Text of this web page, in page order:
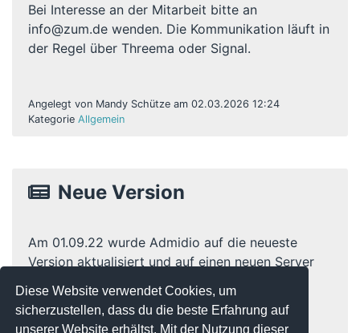
Diese Website verwendet Cookies, um
sicherzustellen, dass du die beste Erfahrung auf
unserer Website erhältst. Mit der Nutzung dieser
Bei Interesse an der Mitarbeit bitte an
info@zum.de wenden. Die Kommunikation läuft in
der Regel über Threema oder Signal.
Angelegt von Mandy Schütze am 02.03.2026 12:24
Kategorie Allgemein
Neue Version
Am 01.09.22 wurde Admidio auf die neueste
Version aktualisiert und auf einen neuen Server